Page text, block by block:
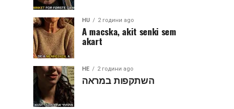
HU 2 години ago
A macska, akit senki sem
akart
HE 2 години ago
השתקפות במראה